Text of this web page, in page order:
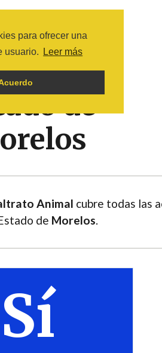
para ofrecer una
usuario.
Leer más
de
Animal cubre todas las
de Morelos.
Sí